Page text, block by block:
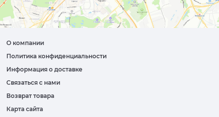
О компании
Политика конфиденциальности
Информация о доставке
Связаться с нами
Возврат товара
Карта сайта